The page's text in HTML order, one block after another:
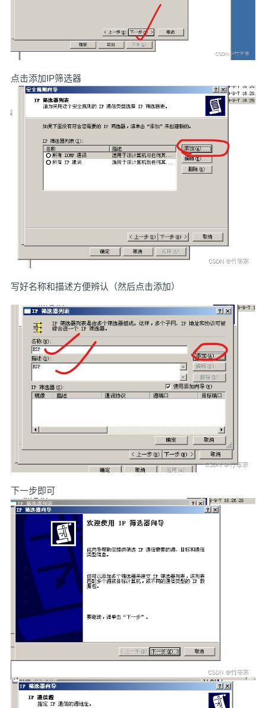
点击添加IP筛选器
写好名称和描述方便辨认（然后点击添加）
下一步即可